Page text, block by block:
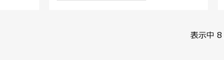
表示中 8